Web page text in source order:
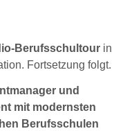
Berufsschultour in
Fortsetzung folgt.
und
mit modernsten
Berufsschulen